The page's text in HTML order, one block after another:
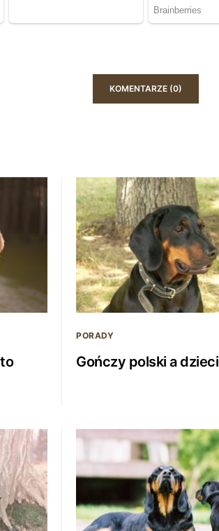
KOMENTARZE (0)
PORADY
Gończy polski a dzieci